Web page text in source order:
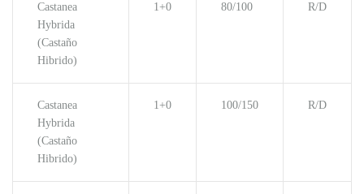
Castanea
Hybrida
(Castaño
Hibrido)
1+0 80/100 R/D
Castanea
Hybrida
(Castaño
Hibrido)
1+0 100/150 R/D